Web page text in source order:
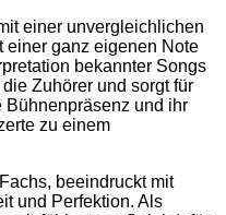
einer unvergleichlichen
einer ganz eigenen Note
bekannter Songs
Zuhörer und sorgt für
Bühnenpräsenz und ihr
zu einem
beeindruckt mit
und Perfektion. Als